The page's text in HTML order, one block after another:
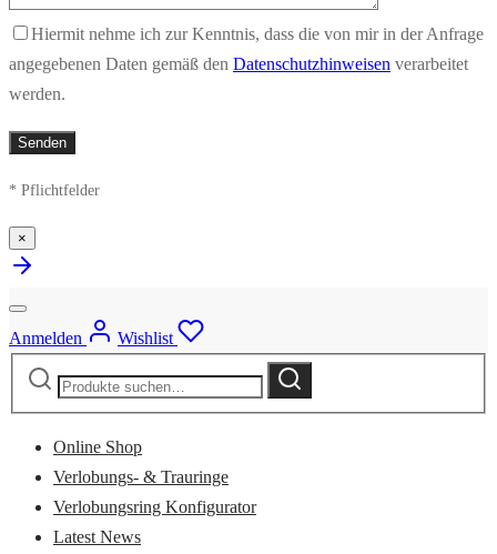
Hiermit nehme ich zur Kenntnis, dass die von mir in der Anfrage
angegebenen Daten gemäß den Datenschutzhinweisen verarbeitet
werden.
* Pflichtfelder
×
Anmelden
Wishlist
Suche
Suche
Online Shop
Verlobungs- & Trauringe
Verlobungsring Konfigurator
Latest News